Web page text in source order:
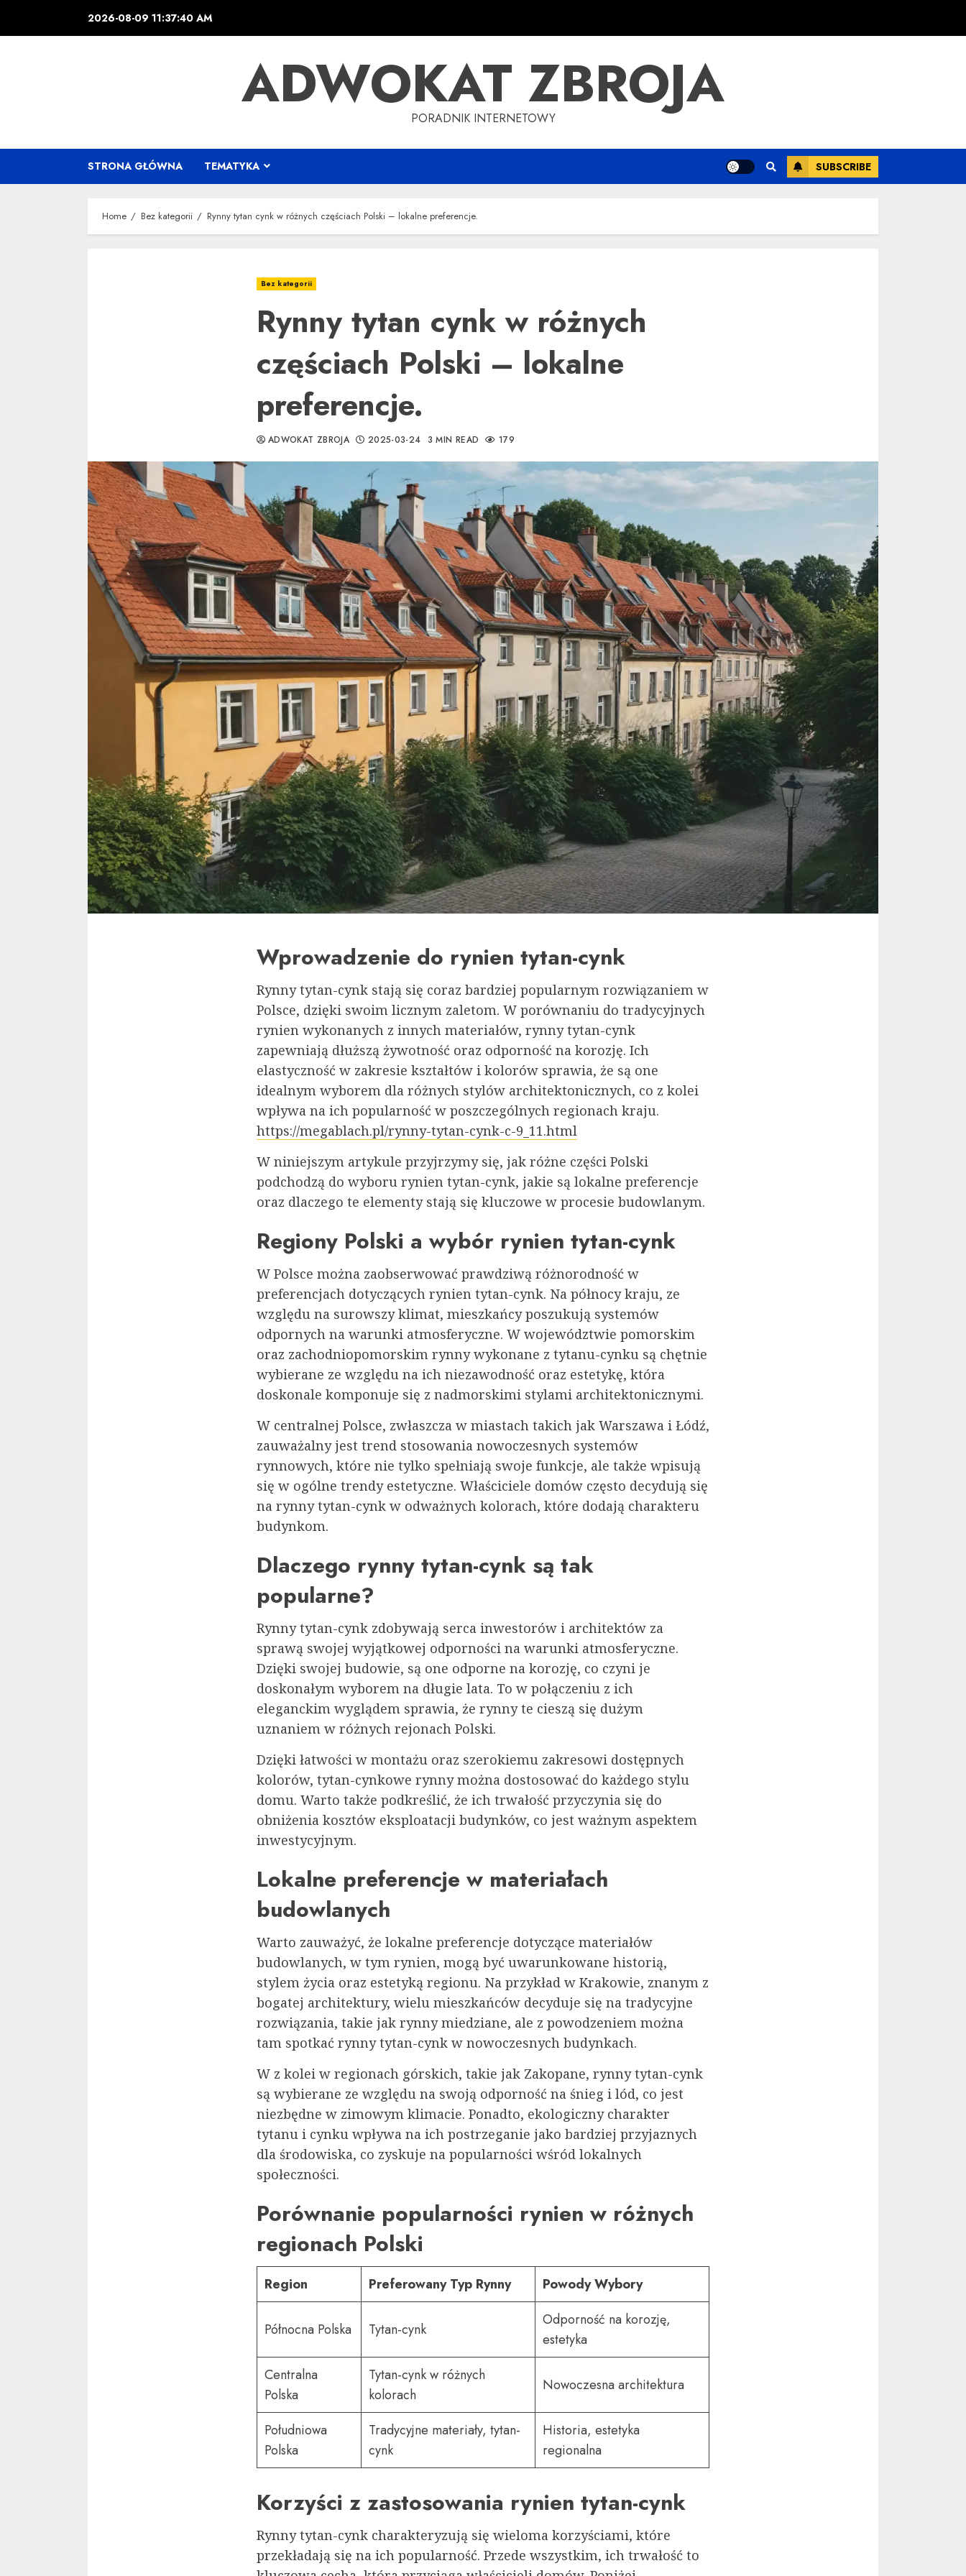
2026-08-09 11:37:42 AM
ADWOKAT ZBROJA
PORADNIK INTERNETOWY
STRONA GŁÓWNA TEMATYKA SUBSCRIBE
Home Bez kategorii Rynny tytan cynk w różnych częściach Polski – lokalne preferencje.
Bez kategorii
Rynny tytan cynk w różnych
częściach Polski – lokalne
preferencje.
ADWOKAT ZBROJA 2025-03-24 3 MIN READ 179
Wprowadzenie do rynien tytan-cynk
Rynny tytan-cynk stają się coraz bardziej popularnym rozwiązaniem w
Polsce, dzięki swoim licznym zaletom. W porównaniu do tradycyjnych
rynien wykonanych z innych materiałów, rynny tytan-cynk
zapewniają dłuższą żywotność oraz odporność na korozję. Ich
elastyczność w zakresie kształtów i kolorów sprawia, że są one
idealnym wyborem dla różnych stylów architektonicznych, co z kolei
wpływa na ich popularność w poszczególnych regionach kraju.
https://megablach.pl/rynny-tytan-cynk-c-9_11.html
W niniejszym artykule przyjrzymy się, jak różne części Polski
podchodzą do wyboru rynien tytan-cynk, jakie są lokalne preferencje
oraz dlaczego te elementy stają się kluczowe w procesie budowlanym.
Regiony Polski a wybór rynien tytan-cynk
W Polsce można zaobserwować prawdziwą różnorodność w
preferencjach dotyczących rynien tytan-cynk. Na północy kraju, ze
względu na surowszy klimat, mieszkańcy poszukują systemów
odpornych na warunki atmosferyczne. W województwie pomorskim
oraz zachodniopomorskim rynny wykonane z tytanu-cynku są chętnie
wybierane ze względu na ich niezawodność oraz estetykę, która
doskonale komponuje się z nadmorskimi stylami architektonicznymi.
W centralnej Polsce, zwłaszcza w miastach takich jak Warszawa i Łódź,
zauważalny jest trend stosowania nowoczesnych systemów
rynnowych, które nie tylko spełniają swoje funkcje, ale także wpisują
się w ogólne trendy estetyczne. Właściciele domów często decydują się
na rynny tytan-cynk w odważnych kolorach, które dodają charakteru
budynkom.
Dlaczego rynny tytan-cynk są tak
popularne?
Rynny tytan-cynk zdobywają serca inwestorów i architektów za
sprawą swojej wyjątkowej odporności na warunki atmosferyczne.
Dzięki swojej budowie, są one odporne na korozję, co czyni je
doskonałym wyborem na długie lata. To w połączeniu z ich
eleganckim wyglądem sprawia, że rynny te cieszą się dużym
uznaniem w różnych rejonach Polski.
Dzięki łatwości w montażu oraz szerokiemu zakresowi dostępnych
kolorów, tytan-cynkowe rynny można dostosować do każdego stylu
domu. Warto także podkreślić, że ich trwałość przyczynia się do
obniżenia kosztów eksploatacji budynków, co jest ważnym aspektem
inwestycyjnym.
Lokalne preferencje w materiałach
budowlanych
Warto zauważyć, że lokalne preferencje dotyczące materiałów
budowlanych, w tym rynien, mogą być uwarunkowane historią,
stylem życia oraz estetyką regionu. Na przykład w Krakowie, znanym z
bogatej architektury, wielu mieszkańców decyduje się na tradycyjne
rozwiązania, takie jak rynny miedziane, ale z powodzeniem można
tam spotkać rynny tytan-cynk w nowoczesnych budynkach.
W z kolei w regionach górskich, takie jak Zakopane, rynny tytan-cynk
są wybierane ze względu na swoją odporność na śnieg i lód, co jest
niezbędne w zimowym klimacie. Ponadto, ekologiczny charakter
tytanu i cynku wpływa na ich postrzeganie jako bardziej przyjaznych
dla środowiska, co zyskuje na popularności wśród lokalnych
społeczności.
Porównanie popularności rynien w różnych
regionach Polski
Region Preferowany Typ Rynny Powody Wybory
Północna Polska Tytan-cynk
Odporność na korozję,
estetyka
Centralna
Polska
Tytan-cynk w różnych
kolorach
Nowoczesna architektura
Południowa
Polska
Tradycyjne materiały, tytan-
cynk
Historia, estetyka
regionalna
Korzyści z zastosowania rynien tytan-cynk
Rynny tytan-cynk charakteryzują się wieloma korzyściami, które
przekładają się na ich popularność. Przede wszystkim, ich trwałość to